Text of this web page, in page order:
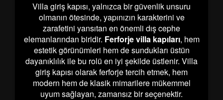
Villa giriş kapısı, yalnızca bir güvenlik unsuru
olmanın ötesinde, yapınızın karakterini ve
zarafetini yansıtan en önemli dış cephe
elemanlarından biridir. Ferforje villa kapıları, hem
estetik görünümleri hem de sundukları üstün
dayanıklılık ile bu rolü en iyi şekilde üstlenir. Villa
giriş kapısı olarak ferforje tercih etmek, hem
modern hem de klasik mimarilere mükemmel
uyum sağlayan, zamansız bir seçenektir.